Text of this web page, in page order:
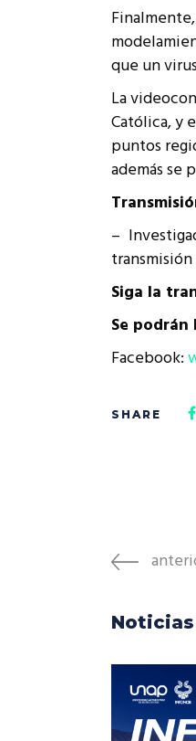
que un
La
Católica, y
puntos
además se
–
Siga la
Se
Facebook: